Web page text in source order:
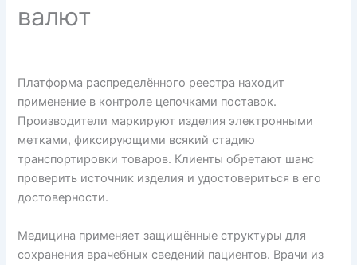
валют
Платформа распределённого реестра находит
применение в контроле цепочками поставок.
Производители маркируют изделия электронными
метками, фиксирующими всякий стадию
транспортировки товаров. Клиенты обретают шанс
проверить источник изделия и удостовериться в его
достоверности.
Медицина применяет защищённые структуры для
сохранения врачебных сведений пациентов. Врачи из